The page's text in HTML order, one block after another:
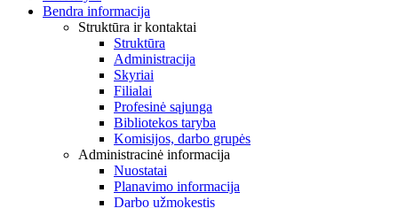
Bendra informacija
Struktūra ir kontaktai
Struktūra
Administracija
Skyriai
Filialai
Profesinė sąjunga
Bibliotekos taryba
Komisijos, darbo grupės
Administracinė informacija
Nuostatai
Planavimo informacija
Darbo užmokestis